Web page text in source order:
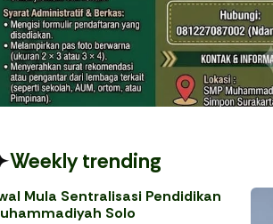
Weekly trending
Mula Sentralisasi Pendidikan
Solo